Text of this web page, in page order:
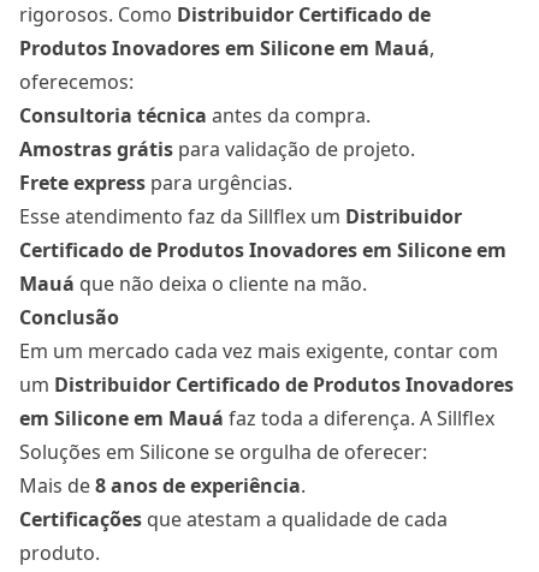
rigorosos. Como Distribuidor Certificado de
Produtos Inovadores em Siliconeem Mauá,
oferecemos:
Consultoria técnica antes da compra.
Amostras grátis para validação de projeto.
Frete express para urgências.
Esse atendimento faz da Sillflex um Distribuidor
Certificado de Produtos Inovadores em Siliconeem
Mauá que não deixa o cliente na mão.
Conclusão
Em um mercado cada vez mais exigente, contar com
um Distribuidor Certificado de Produtos Inovadores
em Siliconeem Mauá faz toda a diferença. A Sillflex
Soluções em Silicone se orgulha de oferecer:
Mais de8 anos de experiência.
Certificações que atestam a qualidade de cada
produto.